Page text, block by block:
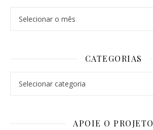
CATEGORIAS
APOIE O PROJETO